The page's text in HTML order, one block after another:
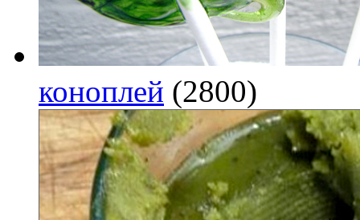
коноплей (2800)